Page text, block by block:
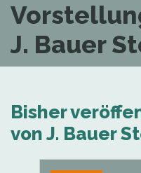
J. Bauer
Bisher
von J. Bauer